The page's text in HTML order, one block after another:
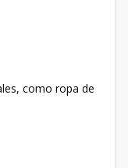
como ropa de